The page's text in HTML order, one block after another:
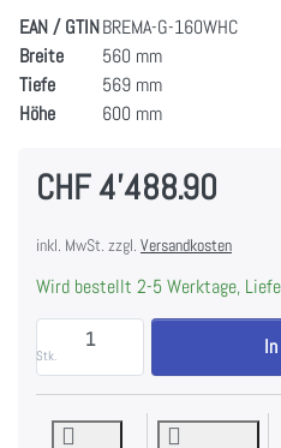
EAN / GTINBREMA-G-160WHC
Breite
560 mm
Tiefe
569 mm
Höhe
600 mm
CHF 4'488.90
inkl. MwSt. zzgl. Versandkosten
Wird bestellt 2-5 Werktage,
Stk.
BREMA G 160